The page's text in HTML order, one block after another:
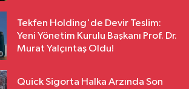
Tekfen Holding'de Devir Teslim:
Yeni Yönetim Kurulu Başkanı Prof. Dr.
Murat Yalçıntaş Oldu!
Quick Sigorta Halka Arzında Son